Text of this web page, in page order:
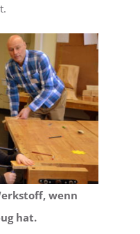
wenn
hat.